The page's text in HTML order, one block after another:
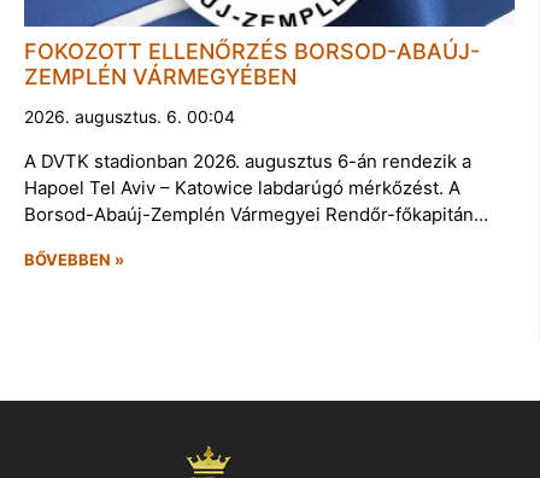
FOKOZOTT ELLENŐRZÉS BORSOD-ABAÚJ-
ZEMPLÉN VÁRMEGYÉBEN
2026. augusztus. 6. 00:04
A DVTK stadionban 2026. augusztus 6-án rendezik a
Hapoel Tel Aviv – Katowice labdarúgó mérkőzést. A
Borsod-Abaúj-Zemplén Vármegyei Rendőr-főkapitán…
BŐVEBBEN »